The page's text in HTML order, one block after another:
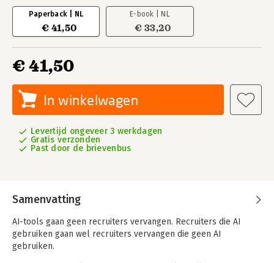
Paperback | NL
€ 41,50
E-book | NL
€ 33,20
€ 41,50
In winkelwagen
Levertijd ongeveer 3 werkdagen
Gratis verzonden
Past door de brievenbus
Samenvatting
AI-tools gaan geen recruiters vervangen. Recruiters die AI
gebruiken gaan wel recruiters vervangen die geen AI
gebruiken.